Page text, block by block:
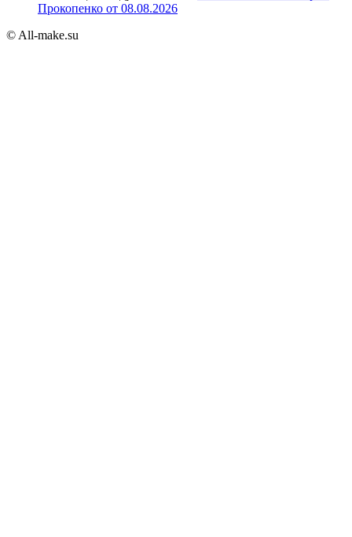
Прокопенко от 08.08.2026
© All-make.su